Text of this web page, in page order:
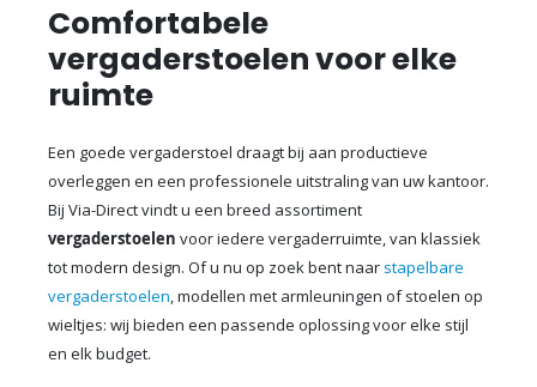
Comfortabele
vergaderstoelen voor elke
ruimte
Een goede vergaderstoel draagt bij aan productieve
overleggen en een professionele uitstraling van uw kantoor.
Bij Via-Direct vindt u een breed assortiment
vergaderstoelen voor iedere vergaderruimte, van klassiek
tot modern design. Of u nu op zoek bent naar stapelbare
vergaderstoelen, modellen met armleuningen of stoelen op
wieltjes: wij bieden een passende oplossing voor elke stijl
en elk budget.